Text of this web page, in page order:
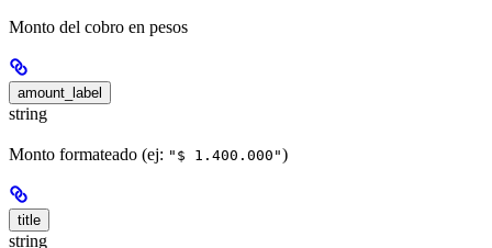
Monto del cobro en pesos
amount_label
string
Monto formateado (ej: "$ 1.400.000")
title
string